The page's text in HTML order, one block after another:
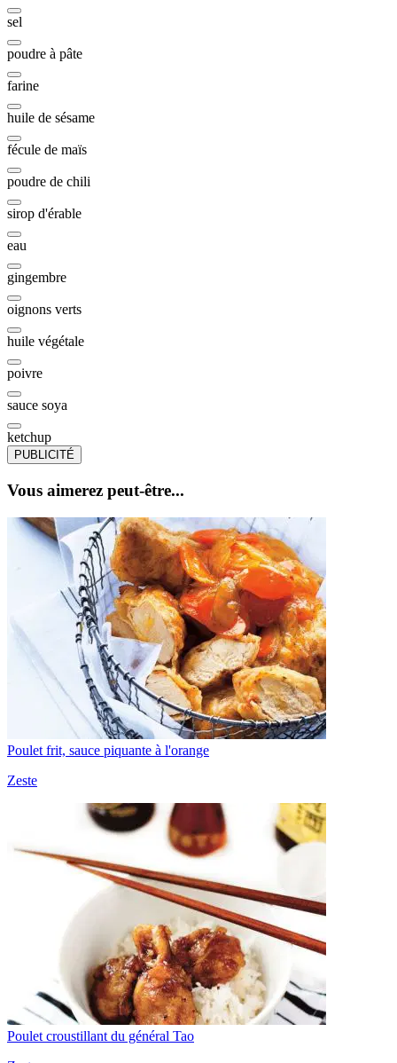
sel
poudre à pâte
farine
huile de sésame
fécule de maïs
poudre de chili
sirop d'érable
eau
gingembre
oignons verts
huile végétale
poivre
sauce soya
ketchup
PUBLICITÉ
Vous aimerez peut-être...
Poulet frit, sauce piquante à l'orange
Zeste
Poulet croustillant du général Tao